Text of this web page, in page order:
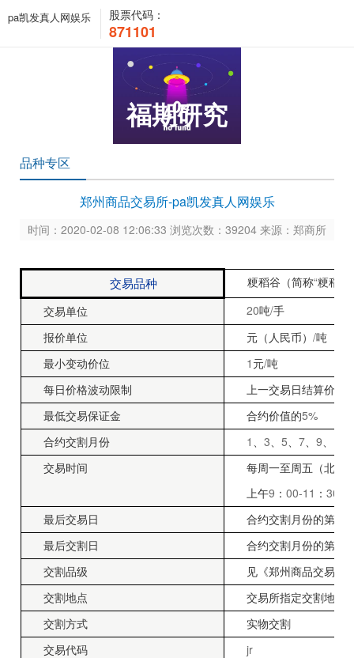
pa凯发真人网娱乐 股票代码：
871101
福期研究
品种专区
郑州商品交易所-pa凯发真人网娱乐
时间：2020-02-08 12:06:33 浏览次数：39204 来源：郑商所
交易品种 粳稻谷（简称“粳稻
交易单位 20吨/手
报价单位 元（人民币） /吨
最小变动价位 1 元/吨
每日价格波动限制 上一交易日结算价
最低交易保证金 合约价值的5%
合约交割月份 1 、 3、 5、 7、 9、
交易时间 每周一至周五（北京
上午9 ： 00-11 ： 30
最后交易日 合约交割月份的第
最后交割日 合约交割月份的第
交割品级 见《郑州商品交易所
交割地点 交易所指定交割地点
交割方式 实物交割
交易代码 jr